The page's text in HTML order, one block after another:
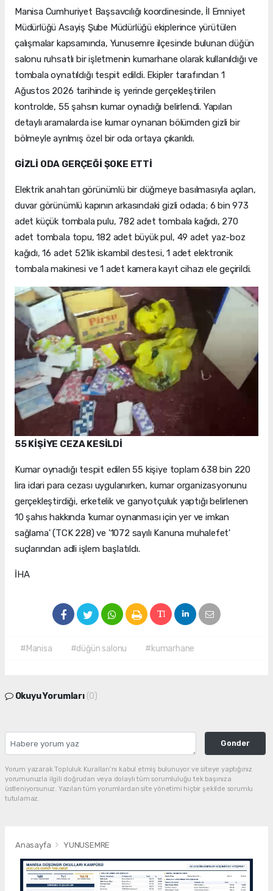
Manisa Cumhuriyet Başsavcılığı koordinesinde, İl Emniyet
Müdürlüğü Asayiş Şube Müdürlüğü ekiplerince yürütülen
çalışmalar kapsamında, Yunusemre ilçesinde bulunan düğün
salonu ruhsatlı bir işletmenin kumarhane olarak kullanıldığı ve
tombala oynatıldığı tespit edildi. Ekipler tarafından 1
Ağustos 2026 tarihinde iş yerinde gerçekleştirilen
kontrolde, 55 şahsın kumar oynadığı belirlendi. Yapılan
detaylı aramalarda ise kumar oynanan bölümden gizli bir
bölmeyle ayrılmış özel bir oda ortaya çıkarıldı.
GİZLİ ODA GERÇEĞİ ŞOKE ETTİ
Elektrik anahtarı görünümlü bir düğmeye basılmasıyla açılan,
duvar görünümlü kapının arkasındaki gizli odada; 6 bin 973
adet küçük tombala pulu, 782 adet tombala kağıdı, 270
adet tombala topu, 182 adet büyük pul, 49 adet yaz-boz
kağıdı, 16 adet 52'lik iskambil destesi, 1 adet elektronik
tombala makinesi ve 1 adet kamera kayıt cihazı ele geçirildi.
55 KİŞİYE CEZA KESİLDİ
Kumar oynadığı tespit edilen 55 kişiye toplam 638 bin 220
lira idari para cezası uygulanırken, kumar organizasyonunu
gerçekleştirdiği, erketelik ve ganyotçuluk yaptığı belirlenen
10 şahıs hakkında 'kumar oynanması için yer ve imkan
sağlama' (TCK 228) ve '1072 sayılı Kanuna muhalefet'
suçlarından adli işlem başlatıldı.
İHA
#Manisa #düğün salonu #kumarhane
Okuyu Yorumları (0)
Gonder
Yorum yazarak Topluluk Kuralları’nı kabul etmiş bulunuyor ve siteye yaptığınız
yorumunuzla ilgili doğrudan veya dolaylı tüm sorumluluğu tek başınıza
üstleniyorsunuz. Yazılan tüm yorumlardan site yönetimi hiçbir şekilde sorumlu
tutulamaz.
Anasayfa YUNUSEMRE